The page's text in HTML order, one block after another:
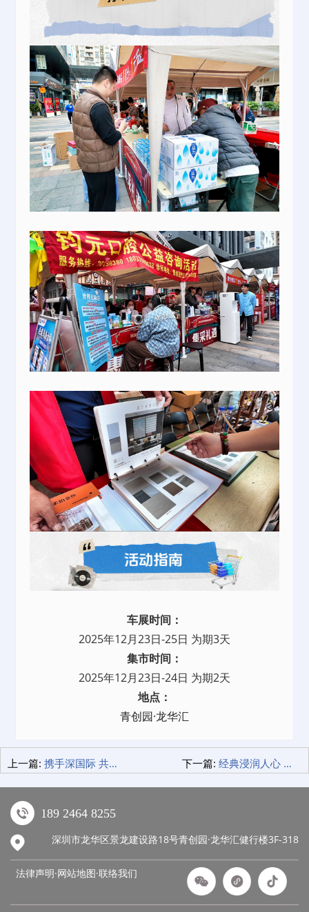
车展时间：
2025年12月23日-25日 为期3天
集市时间：
2025年12月23日-24日 为期2天
地点：
青创园·龙华汇
上一篇: 携手深国际 共探新路径｜青创智园集团赴深国际走访交流 下一篇: 经典浸润人心 文化赋能企业 《道德经》讲座在青创园·龙华汇圆满落幕！
189 2464 8255
深圳市龙华区景龙建设路18号青创园·龙华汇健行楼3F-318
法律声明·网站地图·联络我们